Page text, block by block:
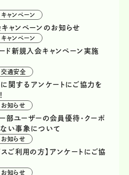
キャンペーン
ャンペーンのお知らせ
キャンペーン
ド新規入会キャンペーン実施
交通安全
関するアンケートにご協力を
お知らせ
一部ユーザーの会員優待・クーポ
い事象について
お知らせ
スご利用の方】アンケートにご協
お知らせ